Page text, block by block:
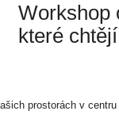
Workshop
které
prostorách v centru